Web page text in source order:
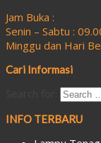
Jam Buka :
Senin – Sabtu :
Minggu dan Hari
Cari Informasi
Search for:
INFO TERBARU